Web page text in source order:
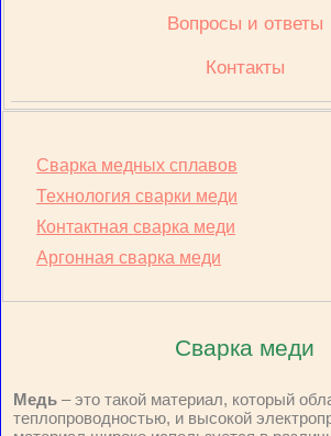
Вопросы и ответы
Контакты
Сварка медных сплавов
Технология сварки меди
Контактная сварка меди
Аргонная сварка меди
Сварка меди
Медь – это такой материал, который
теплопроводностью, и высокой